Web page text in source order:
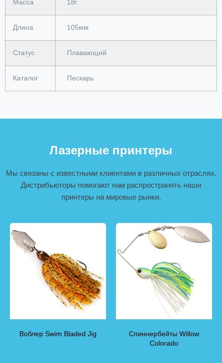
Масса 18г
Длина 105мм
Статус Плавающий
Каталог Пескарь
Лазерные принтеры
Мы связаны с известными клиентами в различных отраслях.
Дистрибьюторы помогают нам распространять наши
принтеры на мировые рынки.
Воблер Swim Bladed Jig
Спиннербейты Willow
Colorado